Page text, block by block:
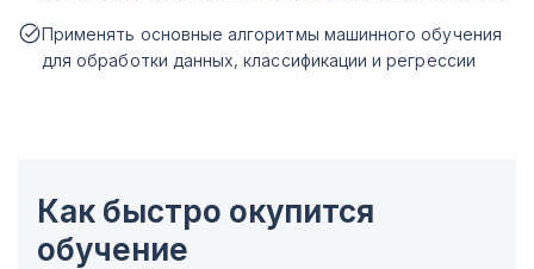
Применять основные алгоритмы машинного обучения
для обработки данных, классификации и регрессии
Как быстро окупится
обучение